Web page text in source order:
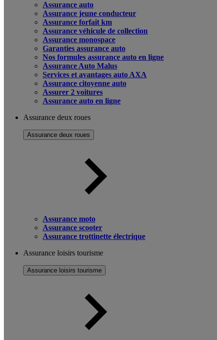
Assurance auto
Assurance jeune conducteur
Assurance forfait km
Assurance véhicule de collection
Assurance monospace
Garanties assurance auto
Nos formules assurance auto en ligne
Assurance Auto Malus
Services et avantages auto AXA
Assurance citoyenne auto
Assurer 2 voitures
Assurance auto en ligne
Assurance deux roues
Assurance deux roues
Assurance moto
Assurance scooter
Assurance trottinette électrique
Assurance loisirs tourisme
Assurance loisirs tourisme